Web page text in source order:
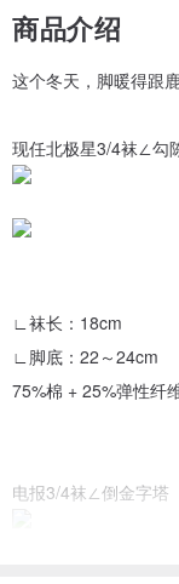
商品介绍
这个冬天，脚暖得跟
现任北极星3/4袜∠勾
∟袜长：18cm
∟脚底：22～24cm
75%棉 + 25%弹性纤
电报3/4袜∠倒金字塔